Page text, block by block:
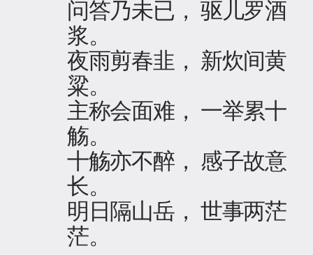
问答乃未已， 驱儿罗酒
浆。
夜雨剪春韭， 新炊间黄
粱。
主称会面难， 一举累十
觞。
十觞亦不醉， 感子故意
长。
明日隔山岳， 世事两茫
茫。